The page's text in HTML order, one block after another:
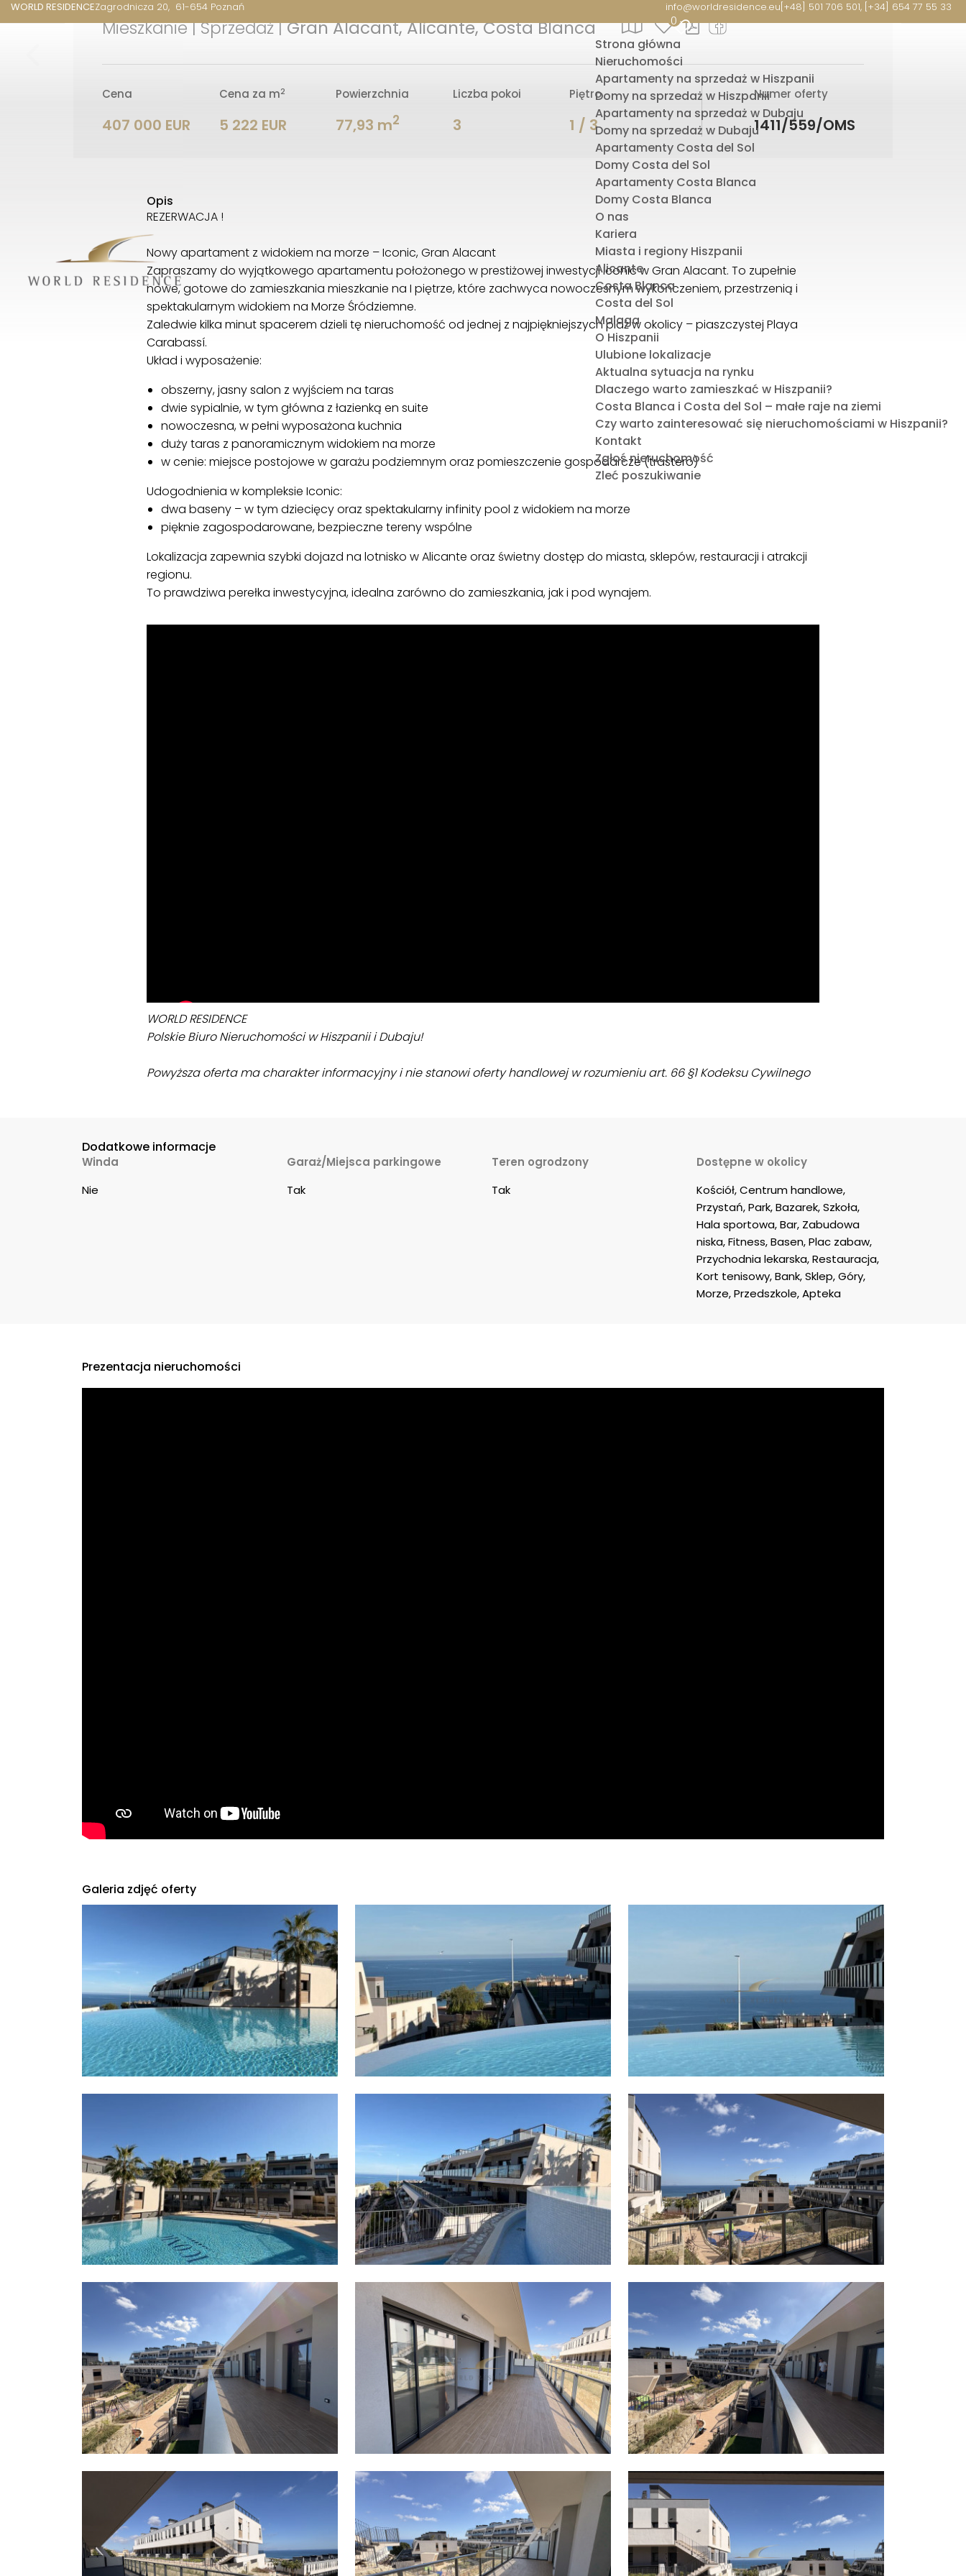
WORLD RESIDENCEZagrodnicza 20 61-654 Poznań info@worldresidence.eu[+48] 501 706 501, [+34] 654 77 55 33
0
Strona główna
Nieruchomości
Apartamenty na sprzedaż w Hiszpanii
Domy na sprzedaż w Hiszpanii
Apartamenty na sprzedaż w Dubaju
Domy na sprzedaż w Dubaju
Apartamenty Costa del Sol
Domy Costa del Sol
Apartamenty Costa Blanca
Domy Costa Blanca
O nas
Kariera
Miasta i regiony Hiszpanii
Alicante
Costa Blanca
Costa del Sol
Malaga
O Hiszpanii
Ulubione lokalizacje
Aktualna sytuacja na rynku
Dlaczego warto zamieszkać w Hiszpanii?
Costa Blanca i Costa del Sol – małe raje na ziemi
Czy warto zainteresować się nieruchomościami w Hiszpanii?
Kontakt
Zgłoś nieruchomość
Zleć poszukiwanie
Mieszkanie | Sprzedaż |Gran Alacant, Alicante, Costa Blanca
Cena
407 000 EUR
Cena za m2
5 222 EUR
Powierzchnia
77,93 m2
Liczba pokoi
3
Piętro
1 / 3
Numer oferty
1411/559/OMS
Opis
REZERWACJA !
Nowy apartament z widokiem na morze – Iconic, Gran Alacant
Zapraszamy do wyjątkowego apartamentu położonego w prestiżowej inwestycji Iconic w Gran Alacant. To zupełnie
nowe, gotowe do zamieszkania mieszkanie na I piętrze, które zachwyca nowoczesnym wykończeniem, przestrzenią i
spektakularnym widokiem na Morze Śródziemne.
Zaledwie kilka minut spacerem dzieli tę nieruchomość od jednej z najpiękniejszych plaż w okolicy – piaszczystej Playa
Carabassí.
Układ i wyposażenie:
obszerny, jasny salon z wyjściem na taras
dwie sypialnie, w tym główna z łazienką en suite
nowoczesna, w pełni wyposażona kuchnia
duży taras z panoramicznym widokiem na morze
w cenie: miejsce postojowe w garażu podziemnym oraz pomieszczenie gospodarcze (trastero)
Udogodnienia w kompleksie Iconic:
dwa baseny – w tym dziecięcy oraz spektakularny infinity pool z widokiem na morze
pięknie zagospodarowane, bezpieczne tereny wspólne
Lokalizacja zapewnia szybki dojazd na lotnisko w Alicante oraz świetny dostęp do miasta, sklepów, restauracji i atrakcji
regionu.
To prawdziwa perełka inwestycyjna, idealna zarówno do zamieszkania, jak i pod wynajem.
WORLD RESIDENCE
Polskie Biuro Nieruchomości w Hiszpanii i Dubaju!
Powyższa oferta ma charakter informacyjny i nie stanowi oferty handlowej w rozumieniu art. 66 §1 Kodeksu Cywilnego
Dodatkowe informacje
Winda
Nie
Garaż/Miejsca parkingowe
Tak
Teren ogrodzony
Tak
Dostępne w okolicy
Kościół, Centrum handlowe,
Przystań, Park, Bazarek, Szkoła,
Hala sportowa, Bar, Zabudowa
niska, Fitness, Basen, Plac zabaw,
Przychodnia lekarska, Restauracja,
Kort tenisowy, Bank, Sklep, Góry,
Morze, Przedszkole, Apteka
Prezentacja nieruchomości
Galeria zdjęć oferty